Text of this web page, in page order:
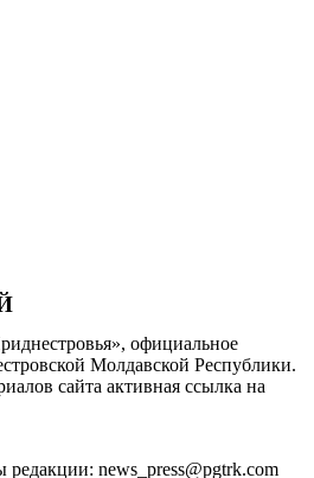
официальное
Молдавской Республики.
сайта активная ссылка на
редакции: news_press@pgtrk.com